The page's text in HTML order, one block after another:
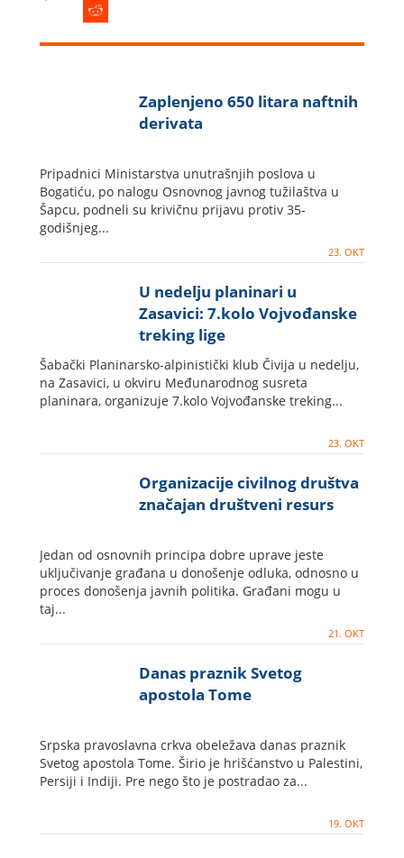
Zaplenjeno 650 litara naftnih
derivata
Pripadnici Ministarstva unutrašnjih poslova u
Bogatiću, po nalogu Osnovnog javnog tužilaštva u
Šapcu, podneli su krivičnu prijavu protiv 35-
godišnjeg...
23. OKT
U nedelju planinari u
Zasavici: 7.kolo Vojvođanske
treking lige
Šabački Planinarsko-alpinistički klub Čivija u nedelju,
na Zasavici, u okviru Međunarodnog susreta
planinara, organizuje 7.kolo Vojvođanske treking...
23. OKT
Organizacije civilnog društva
značajan društveni resurs
Jedan od osnovnih principa dobre uprave jeste
uključivanje građana u donošenje odluka, odnosno u
proces donošenja javnih politika. Građani mogu u
taj...
21. OKT
Danas praznik Svetog
apostola Tome
Srpska pravoslavna crkva obeležava danas praznik
Svetog apostola Tome. Širio je hrišćanstvo u Palestini,
Persiji i Indiji. Pre nego što je postradao za...
19. OKT